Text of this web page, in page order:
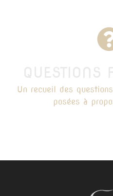
Un recueil des
posées à